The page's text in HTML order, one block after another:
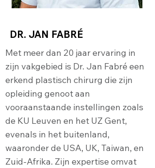
DR. JAN FABRÉ
Met meer dan 20 jaar ervaring in
zijn vakgebied is Dr. Jan Fabré een
erkend plastisch chirurg die zijn
opleiding genoot aan
vooraanstaande instellingen zoals
de KU Leuven en het UZ Gent,
evenals in het buitenland,
waaronder de USA, UK, Taiwan, en
Zuid-Afrika. Zijn expertise omvat